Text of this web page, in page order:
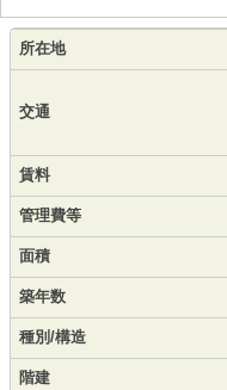
所在地
交通
賃料
管理費等
面積
築年数
種別/構造
階建